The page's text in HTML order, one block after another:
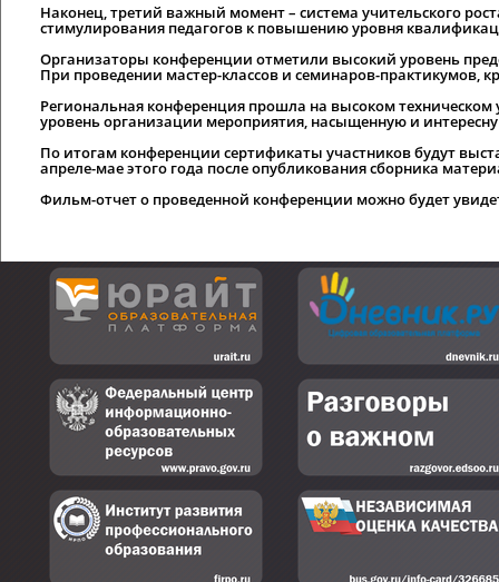
Наконец, третий важный момент – система учительского
стимулирования педагогов к повышению уровня
Организаторы конференции отметили высокий уровень
При проведении мастер-классов и семинаров-практикумов,
Региональная конференция прошла на высоком
уровень организации мероприятия, насыщенную и
По итогам конференции сертификаты участников будут
апреле-мае этого года после опубликования сборника
Фильм-отчет о проведенной конференции можно будет